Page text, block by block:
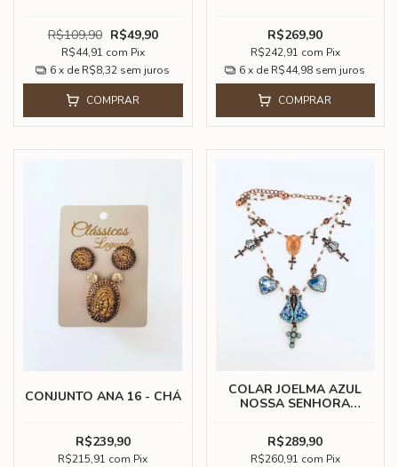
R$109,90 R$49,90
R$44,91 com Pix
6 x de R$8,32 sem juros
COMPRAR
R$269,90
R$242,91 com Pix
6 x de R$44,98 sem juros
COMPRAR
CONJUNTO ANA 16 - CHÁ
R$239,90
R$215,91 com Pix
COLAR JOELMA AZUL
NOSSA SENHORA
R$289,90
R$260,91 com Pix